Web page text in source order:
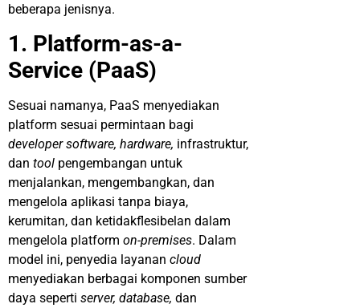
beberapa jenisnya.
1. Platform-as-a-
Service (PaaS)
Sesuai namanya, PaaS menyediakan
platform sesuai permintaan bagi
developer software, hardware, infrastruktur,
dan tool pengembangan untuk
menjalankan, mengembangkan, dan
mengelola aplikasi tanpa biaya,
kerumitan, dan ketidakflesibelan dalam
mengelola platform on-premises. Dalam
model ini, penyedia layanan cloud
menyediakan berbagai komponen sumber
daya seperti server, database, dan